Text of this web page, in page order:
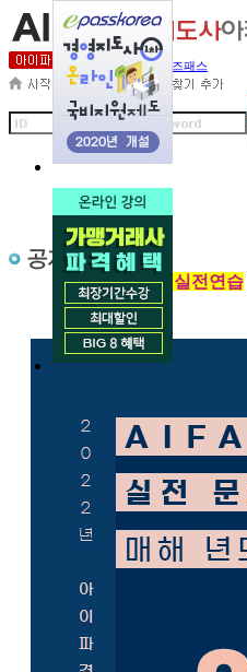
세무사아카데미 | 비즈패스
제목 [6월 실전연습
첨부